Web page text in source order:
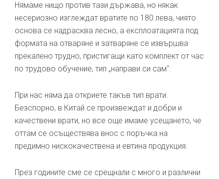
Нямаме нищо против тази държава, но някак
несериозно изглеждат вратите по 180 лева, чиято
основа се надрасква лесно, а експлоатацията под
формата на отваряне и затваряне се извършва
прекалено трудно, пристигащи като комплект от час
по трудово обучение, тип „направи си сам“.
При нас няма да откриете такъв тип врати.
Безспорно, в Китай се произвеждат и добри и
качествени врати, но все още имаме усещането, че
оттам се осъществява внос с поръчка на
предимно нискокачествена и евтина продукция.
През годините сме се срещнали с много и различни